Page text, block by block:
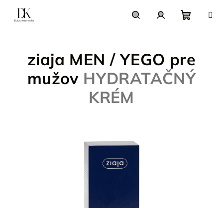
obsah
košík
ziaja MEN / YEGO pre
mužov HYDRATAČNÝ
KRÉM